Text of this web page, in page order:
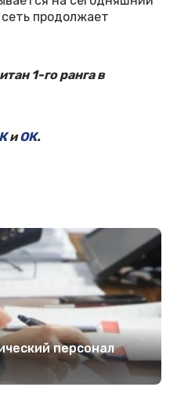
продолжает
1-го ранга в
иОК.
персонал